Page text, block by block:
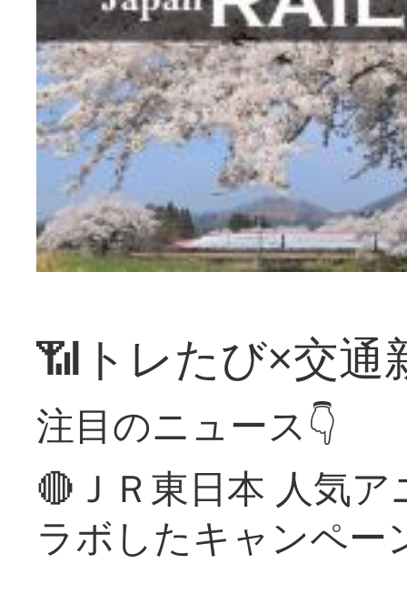
📶トレたび×交通
注目のニュース👇
🔴ＪＲ東日本 人気
ラボしたキャンペー